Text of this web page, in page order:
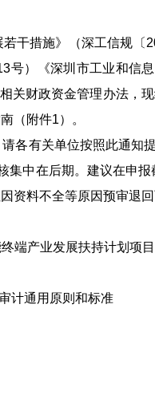
措施》（深工信规〔
号）《深圳市工业和信
关财政资金管理办法，
（附件1）。
有关单位按照此通知
集中在后期。建议在申
资料不全等原因预审退回
产业发展扶持计划项
计通用原则和标准